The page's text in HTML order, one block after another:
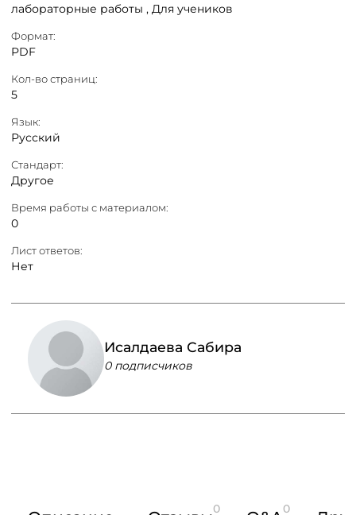
лабораторные работы , Для учеников
Формат:
PDF
Кол-во страниц:
5
Язык:
Русский
Стандарт:
Другое
Время работы с материалом:
0
Лист ответов:
Нет
Исалдаева Сабира
0 подписчиков
0 0